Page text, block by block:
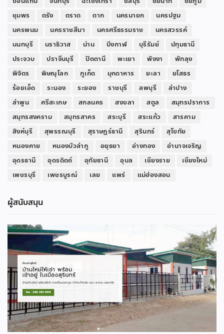
ชุมพร
ตรัง ตราด ตาก นครนายก
นครปฐม
นครพนม
นครราชสีมา นครศรีธรรมราช
นครสวรรค์
นนทบุรี
นราธิวาส น่าน บึงกาฬ บุรีรัมย์
ปทุมธานี
ประจวบ
ปราจีนบุรี ปัตตานี พะเยา พังงา
พัทลุง
พิจิตร
พิษณุโลก ภูเก็ต มุกดาหาร ยะลา
ยโสธร
ร้อยเอ็ด
ระนอง ระยอง ราชบุรี ลพบุรี
ลำปาง
ลำพูน
ศรีสะเกษ สกลนคร สงขลา สตูล
สมุทรปราการ
สมุทรสงคราม
สมุทรสาคร สระบุรี สระแก้ว
สารคาม
สิงห์บุรี
สุพรรณบุรี สุราษฎร์ธานี สุรินทร์
สุโขทัย
หนองคาย
หนองบัวลำภู อยุธยา อ่างทอง
อำนาจเจริญ
อุดรธานี
อุตรดิตถ์ อุทัยธานี อุบล เชียงราย
เชียงใหม่
เพชรบุรี
เพชรบูรณ์ เลย แพร่ แม่ฮ่องสอน
ผู้สนับสนุน